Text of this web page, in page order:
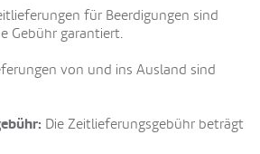
für Beerdigungen sind
Gebühr garantiert.
von und ins Ausland sind
Die Zeitlieferungsgebühr beträgt